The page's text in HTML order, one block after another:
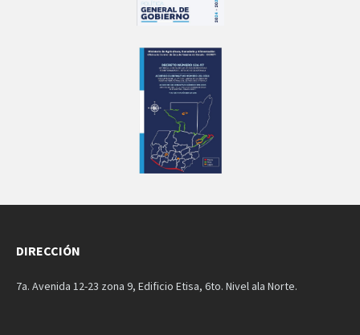
DIRECCIÓN
7a. Avenida 12-23 zona 9, Edificio Etisa, 6to. Nivel ala Norte.